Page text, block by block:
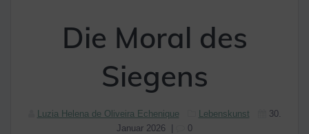
Die Moral des
Siegens
Luzia Helena de Oliveira Echenique Lebenskunst
30.
Januar 2026
0